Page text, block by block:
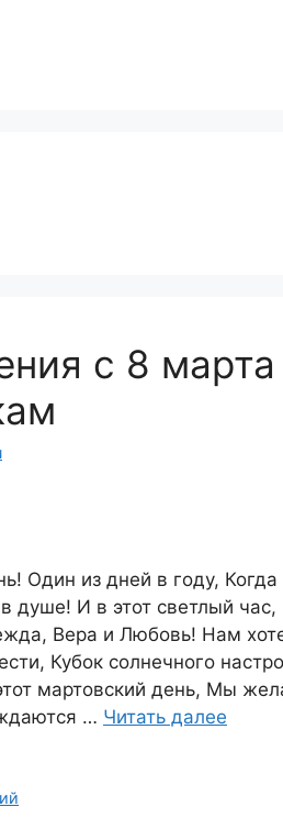
с 8
Один из дней в году,
душе! И в этот светлый
Вера и Любовь! Нам
Кубок солнечного
мартовский день, Мы
… Читать далее